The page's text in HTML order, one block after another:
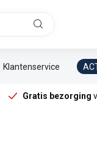
Klantenservice
Gratis bezorging